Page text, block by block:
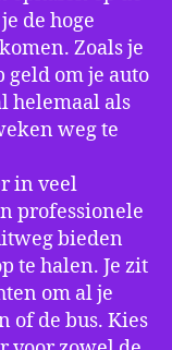
de hoge
Zoals je
geld om je auto
helemaal als
weg te
in veel
professionele
bieden
te halen. Je zit
om al je
of de bus. Kies